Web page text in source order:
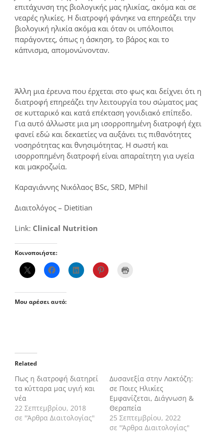
επιτάχυνση της βιολογικής μας ηλικίας, ακόμα και σε
νεαρές ηλικίες. Η διατροφή φάνηκε να επηρεάζει την
βιολογική ηλικία ακόμα και όταν οι υπόλοιποι
παράγοντες, όπως η άσκηση, το βάρος και το
κάπνισμα, απομονώνονταν.
Άλλη μια έρευνα που έρχεται στο φως και δείχνει ότι η
διατροφή επηρεάζει την λειτουργία του σώματος μας
σε κυτταρικό και κατά επέκταση γονιδιακό επίπεδο.
Για αυτό άλλωστε μια μη ισορροπημένη διατροφή έχει
φανεί εδώ και δεκαετίες να αυξάνει τις πιθανότητες
νοσηρότητας και θνησιμότητας. Η σωστή και
ισορροπημένη διατροφή είναι απαραίτητη για υγεία
και μακροζωία.
Καραγιάννης Νικόλαος BSc, SRD, MPhil
Διαιτολόγος – Dietitian
Link: Clinical Nutrition
Κοινοποιήστε:
Μου αρέσει αυτό:
Related
Πως η διατροφή διατηρεί
τα κύτταρα μας υγιή και
νέα
22 Σεπτεμβρίου, 2018
σε "Άρθρα Διαιτολογίας"
Δυσανεξία στην Λακτόζη:
σε Ποιες Ηλικίες
Εμφανίζεται, Διάγνωση &
Θεραπεία
25 Σεπτεμβρίου, 2022
σε "Άρθρα Διαιτολογίας"